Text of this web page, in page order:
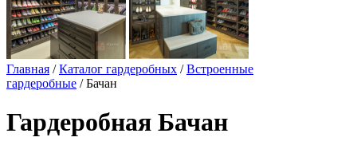
Главная /Каталог гардеробных /Встроенные
гардеробные / Бачан
Гардеробная Бачан